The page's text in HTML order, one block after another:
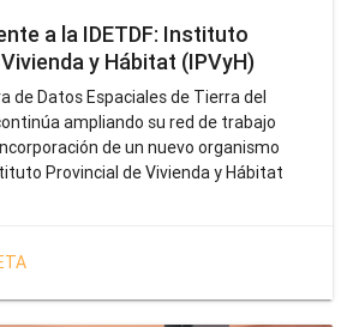
a la IDETDF: Instituto
y Hábitat (IPVyH)
de Datos Espaciales de Tierra del
ampliando su red de trabajo
de un nuevo organismo
Provincial de Vivienda y Hábitat